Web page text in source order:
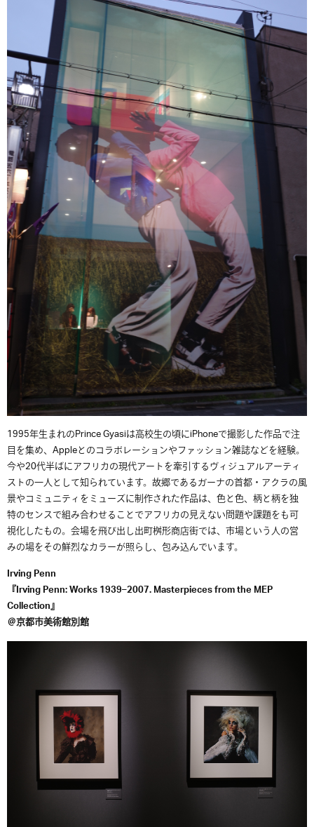
1995年生まれのPrince Gyasiは高校生の頃にiPhoneで撮影した作品で注
目を集め、Appleとのコラボレーションやファッション雑誌などを経験。
今や20代半ばにアフリカの現代アートを牽引するヴィジュアルアーティ
ストの一人として知られています。故郷であるガーナの首都・アクラの風
景やコミュニティをミューズに制作された作品は、色と色、柄と柄を独
特のセンスで組み合わせることでアフリカの見えない問題や課題をも可
視化したもの。会場を飛び出し出町桝形商店街では、市場という人の営
みの場をその鮮烈なカラーが照らし、包み込んでいます。
Irving Penn
『Irving Penn: Works 1939–2007. Masterpieces from the MEP
Collection』
＠京都市美術館別館